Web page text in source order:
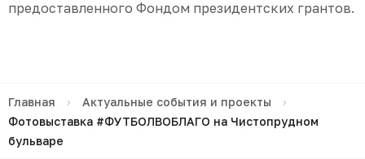
предоставленного Фондом президентских грантов.
Главная › Актуальные события и проекты
›
Фотовыставка #ФУТБОЛВОБЛАГО на Чистопрудном
бульваре